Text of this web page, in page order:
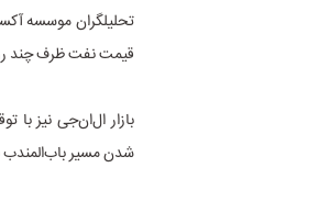
تحلیلگران موسسه
قیمت نفت ظرف چند روز از مرز ۱۵۰ دلار عبور کرده و احتمالاً به ۲۰۰
بازار ال‌ان‌جی نیز
شدن مسیر باب‌المندب